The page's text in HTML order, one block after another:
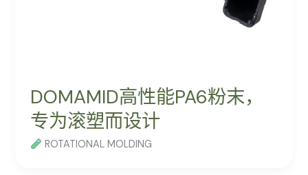
DOMAMID高性能PA6粉末，
专为滚塑而设计
ROTATIONAL MOLDING